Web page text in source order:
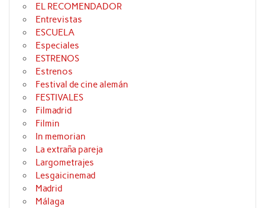
EL RECOMENDADOR
Entrevistas
ESCUELA
Especiales
ESTRENOS
Estrenos
Festival de cine alemán
FESTIVALES
Filmadrid
Filmin
In memorian
La extraña pareja
Largometrajes
Lesgaicinemad
Madrid
Málaga